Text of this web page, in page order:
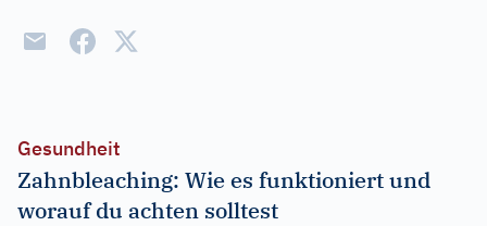
Gesundheit
Zahnbleaching: Wie es funktioniert und
worauf du achten solltest